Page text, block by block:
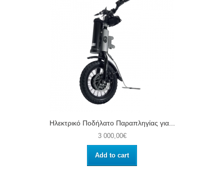
Ηλεκτρικό Ποδήλατο Παραπληγίας για...
3 000,00€
Add to cart